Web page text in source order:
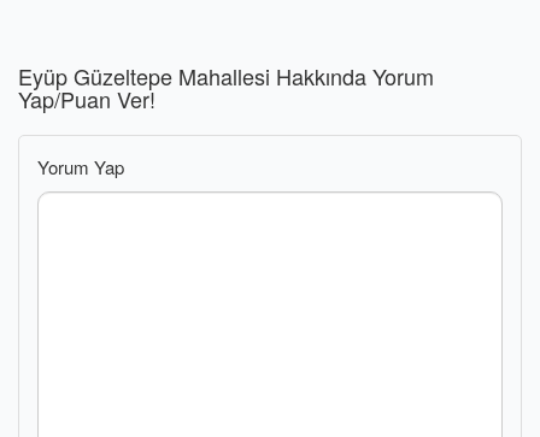
Eyüp Güzeltepe Mahallesi Hakkında Yorum
Yap/Puan Ver!
Yorum Yap